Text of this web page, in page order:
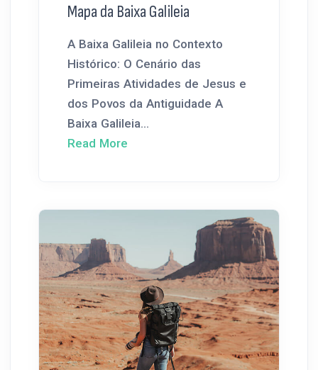
Mapa da Baixa Galileia
A Baixa Galileia no Contexto
Histórico: O Cenário das
Primeiras Atividades de Jesus e
dos Povos da Antiguidade A
Baixa Galileia...
Read More